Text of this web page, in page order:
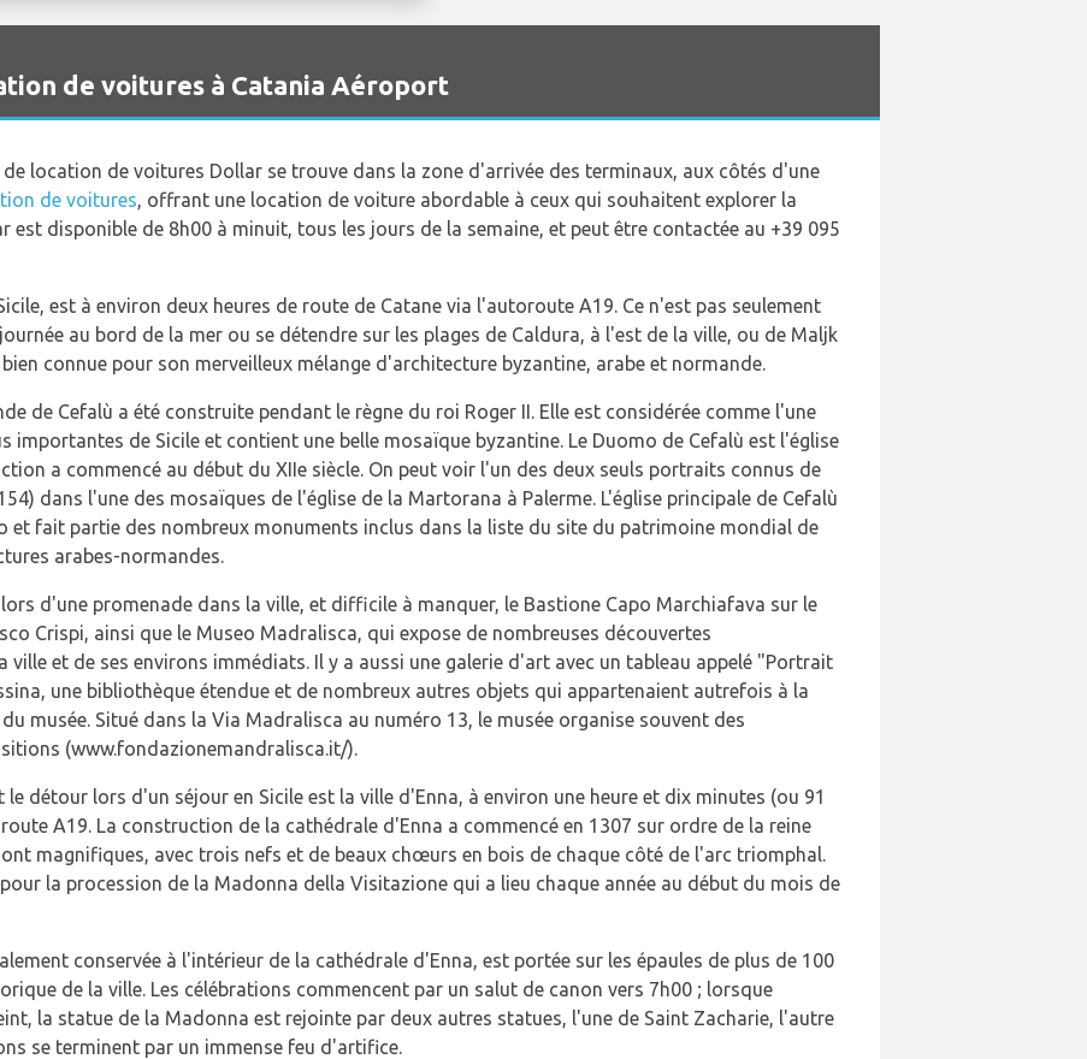
de voitures à Catania Aéroport
de location de voitures Dollar se trouve dans la zone d'arrivée des terminaux, aux côtés d'une
de voitures, offrant une location de voiture abordable à ceux qui souhaitent explorer la
est disponible de 8h00 à minuit, tous les jours de la semaine, et peut être contactée au +39 095
est à environ deux heures de route de Catane via l'autoroute A19. Ce n'est pas seulement
au bord de la mer ou se détendre sur les plages de Caldura, à l'est de la ville, ou de Maljk
bien connue pour son merveilleux mélange d'architecture byzantine, arabe et normande.
de Cefalù a été construite pendant le règne du roi Roger II. Elle est considérée comme l'une
importantes de Sicile et contient une belle mosaïque byzantine. Le Duomo de Cefalù est l'église
a commencé au début du XIIe siècle. On peut voir l'un des deux seuls portraits connus de
dans l'une des mosaïques de l'église de la Martorana à Palerme. L'église principale de Cefalù
et fait partie des nombreux monuments inclus dans la liste du site du patrimoine mondial de
arabes-normandes.
d'une promenade dans la ville, et difficile à manquer, le Bastione Capo Marchiafava sur le
Crispi, ainsi que le Museo Madralisca, qui expose de nombreuses découvertes
et de ses environs immédiats. Il y a aussi une galerie d'art avec un tableau appelé "Portrait
une bibliothèque étendue et de nombreux autres objets qui appartenaient autrefois à la
musée. Situé dans la Via Madralisca au numéro 13, le musée organise souvent des
(www.fondazionemandralisca.it/).
détour lors d'un séjour en Sicile est la ville d'Enna, à environ une heure et dix minutes (ou 91
A19. La construction de la cathédrale d'Enna a commencé en 1307 sur ordre de la reine
magnifiques, avec trois nefs et de beaux chœurs en bois de chaque côté de l'arc triomphal.
la procession de la Madonna della Visitazione qui a lieu chaque année au début du mois de
conservée à l'intérieur de la cathédrale d'Enna, est portée sur les épaules de plus de 100
de la ville. Les célébrations commencent par un salut de canon vers 7h00 ; lorsque
la statue de la Madonna est rejointe par deux autres statues, l'une de Saint Zacharie, l'autre
se terminent par un immense feu d'artifice.